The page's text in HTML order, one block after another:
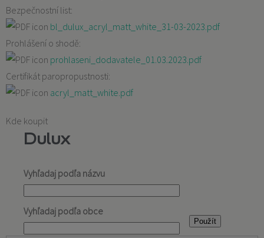
Bezpečnostní list:
bl_dulux_acryl_matt_white_31-03-2023.pdf
Prohlášení o shodě:
prohlaseni_dodavatele_01.03.2023.pdf
Certifikát paropropustnosti:
acryl_matt_white.pdf
Kde koupit
Dulux
Vyhľadaj podľa názvu
Vyhľadaj podľa obce